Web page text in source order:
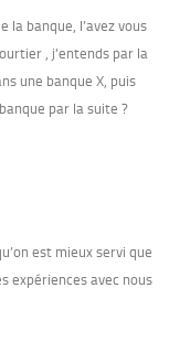
la banque, l’avez vous
, j’entends par la
une banque X, puis
par la suite ?
est mieux servi que
expériences avec nous